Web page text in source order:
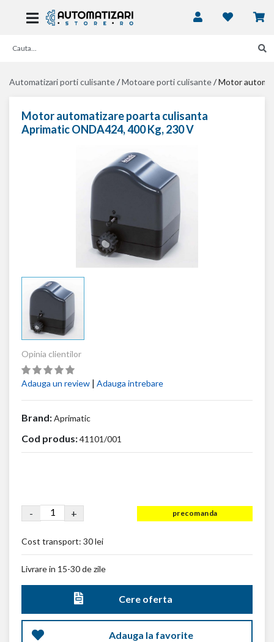
Automatizari porti culisante/Motoare porti culisante/Motor
Motor automatizare poarta culisanta
Aprimatic ONDA424, 400 Kg, 230 V
Opinia clientilor
Adauga un review | Adauga intrebare
Brand:Aprimatic
Cod produs:41101/001
- + precomanda
Cost transport: 30 lei
Livrare in 15-30 de zile
Cere oferta
Adauga la favorite